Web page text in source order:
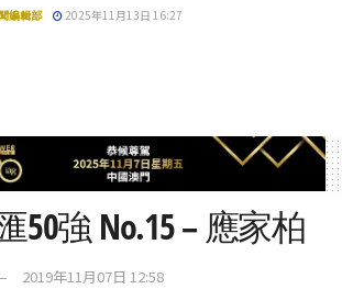
編輯部 2025年11月13日 16:27
50強 No.15 – 應家柏
2019年11月07日 12:58